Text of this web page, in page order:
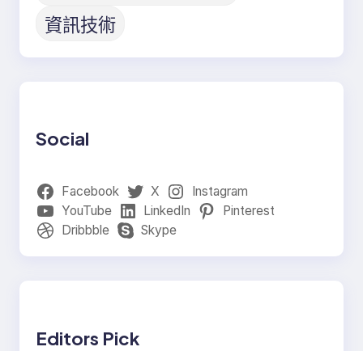
資訊技術
Social
Facebook X
Instagram
YouTube
LinkedIn
Pinterest
Dribbble
Skype
Editors Pick